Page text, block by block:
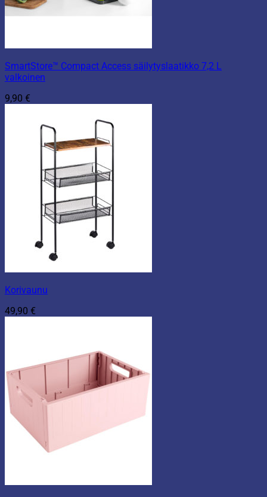
SmartStore™ Compact Access säilytyslaatikko 7,2 L
valkoinen
9,90 €
Korivaunu
49,90 €